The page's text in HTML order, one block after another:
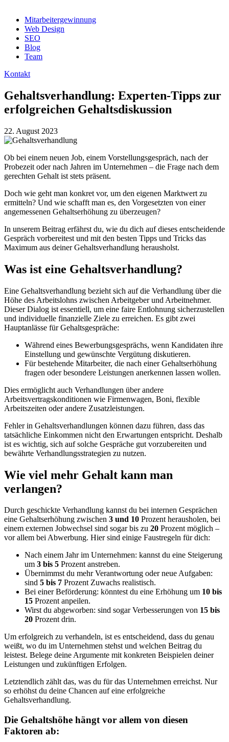
Mitarbeitergewinnung
Web Design
SEO
Blog
Team
Kontakt
Gehaltsverhandlung: Experten-Tipps zur
erfolgreichen Gehaltsdiskussion
22. August 2023
Ob bei einem neuen Job, einem Vorstellungsgespräch, nach der
Probezeit oder nach Jahren im Unternehmen – die Frage nach dem
gerechten Gehalt ist stets präsent.
Doch wie geht man konkret vor, um den eigenen Marktwert zu
ermitteln? Und wie schafft man es, den Vorgesetzten von einer
angemessenen Gehaltserhöhung zu überzeugen?
In unserem Beitrag erfährst du, wie du dich auf dieses entscheidende
Gespräch vorbereitest und mit den besten Tipps und Tricks das
Maximum aus deiner Gehaltsverhandlung herausholst.
Was ist eine Gehaltsverhandlung?
Eine Gehaltsverhandlung bezieht sich auf die Verhandlung über die
Höhe des Arbeitslohns zwischen Arbeitgeber und Arbeitnehmer.
Dieser Dialog ist essentiell, um eine faire Entlohnung sicherzustellen
und individuelle finanzielle Ziele zu erreichen. Es gibt zwei
Hauptanlässe für Gehaltsgespräche:
Während eines Bewerbungsgesprächs, wenn Kandidaten ihre
Einstellung und gewünschte Vergütung diskutieren.
Für bestehende Mitarbeiter, die nach einer Gehaltserhöhung
fragen oder besondere Leistungen anerkennen lassen wollen.
Dies ermöglicht auch Verhandlungen über andere
Arbeitsvertragskonditionen wie Firmenwagen, Boni, flexible
Arbeitszeiten oder andere Zusatzleistungen.
Fehler in Gehaltsverhandlungen können dazu führen, dass das
tatsächliche Einkommen nicht den Erwartungen entspricht. Deshalb
ist es wichtig, sich auf solche Gespräche gut vorzubereiten und
bewährte Verhandlungsstrategien zu nutzen.
Wie viel mehr Gehalt kann man
verlangen?
Durch geschickte Verhandlung kannst du bei internen Gesprächen
eine Gehaltserhöhung zwischen 3 und 10 Prozent herausholen, bei
einem externen Jobwechsel sind sogar bis zu 20 Prozent möglich –
vor allem bei Abwerbung. Hier sind einige Faustregeln für dich:
Nach einem Jahr im Unternehmen: kannst du eine Steigerung
um 3 bis 5 Prozent anstreben.
Übernimmst du mehr Verantwortung oder neue Aufgaben:
sind 5 bis 7 Prozent Zuwachs realistisch.
Bei einer Beförderung: könntest du eine Erhöhung um 10 bis
15 Prozent anpeilen.
Wirst du abgeworben: sind sogar Verbesserungen von 15 bis
20 Prozent drin.
Um erfolgreich zu verhandeln, ist es entscheidend, dass du genau
weißt, wo du im Unternehmen stehst und welchen Beitrag du
leistest. Belege deine Argumente mit konkreten Beispielen deiner
Leistungen und zukünftigen Erfolgen.
Letztendlich zählt das, was du für das Unternehmen erreichst. Nur
so erhöhst du deine Chancen auf eine erfolgreiche
Gehaltsverhandlung.
Die Gehaltshöhe hängt vor allem von diesen
Faktoren ab: